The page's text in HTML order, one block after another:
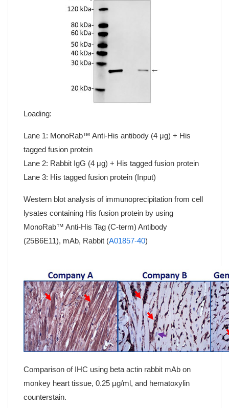
Loading:
Lane 1: MonoRab™ Anti-His antibody (4 μg) + His
tagged fusion protein
Lane 2: Rabbit IgG (4 μg) + His tagged fusion protein
Lane 3: His tagged fusion protein (Input)
Western blot analysis of immunoprecipitation from cell
lysates containing His fusion protein by using
MonoRab™ Anti-His Tag (C-term) Antibody
(25B6E11), mAb, Rabbit (A01857-40)
Comparison of IHC using beta actin rabbit mAb on
monkey heart tissue, 0.25 µg/ml, and hematoxylin
counterstain.